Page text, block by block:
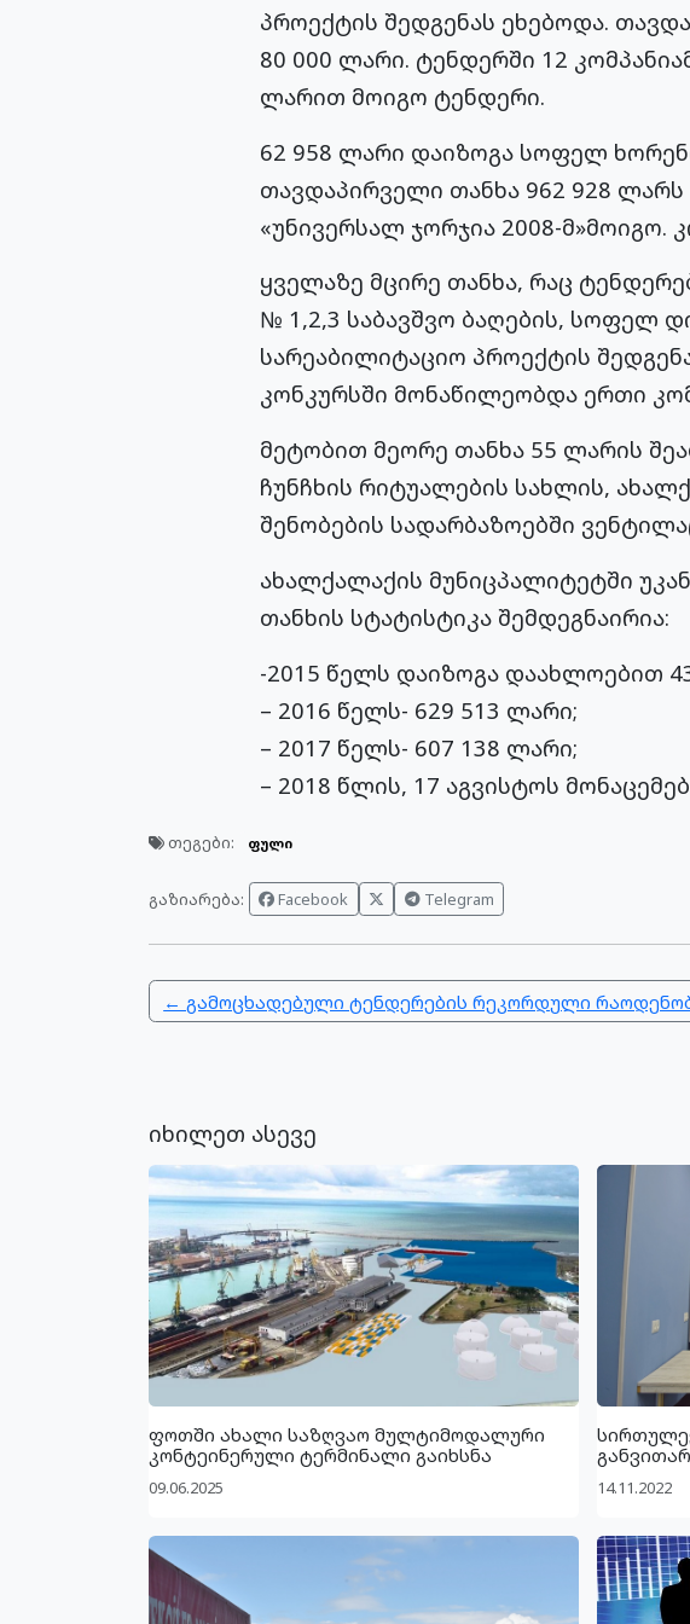
პროექტის შედგენას ეხებოდა.
80 000 ლარი. ტენდერში 12
ლარით მოიგო ტენდერი.
62 958 ლარი დაიზოგა სოფელ
თავდაპირველი თანხა 962 928
«უნივერსალ ჯორჯია 2008-მ»მოიგო.
ყველაზე მცირე თანხა, რაც
№ 1,2,3 საბავშვო ბაღების, სოფელ
სარეაბილიტაციო პროექტის
კონკურსში მონაწილეობდა ერთი
მეტობით მეორე თანხა 55 ლარის
ჩუნჩხის რიტუალების სახლის,
შენობების სადარბაზოებში
ახალქალაქის მუნიცპალიტეტში
თანხის სტატისტიკა შემდეგნაირია:
-2015 წელს დაიზოგა დაახლოებით
– 2016 წელს- 629 513 ლარი;
– 2017 წელს- 607 138 ლარი;
– 2018 წლის, 17 აგვისტოს
თეგები: ფული
გაზიარება: Facebook Telegram
← გამოცხადებული ტენდერების რეკორდული
იხილეთ ასევე
ფოთში ახალი საზღვაო მულტიმოდალური
კონტეინერული ტერმინალი გაიხსნა
09.06.2025 14.11.2022